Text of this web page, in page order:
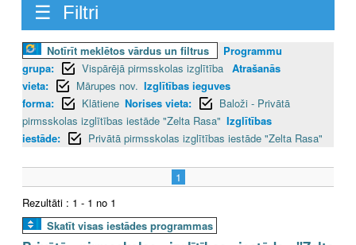
☰ Filtri
Notīrīt meklētos vārdus un filtrus
Programmu
grupa:
Vispārējā pirmsskolas izglītība Atrašanās
vieta:
Mārupes nov. Izglītības ieguves
forma:
Klātiene Norises vieta:
Baloži - Privātā
pirmsskolas izglītības iestāde "Zelta Rasa" Izglītības
iestāde:
Privātā pirmsskolas izglītības iestāde "Zelta Rasa"
1
Rezultāti : 1 - 1 no 1
Skatīt visas iestādes programmas